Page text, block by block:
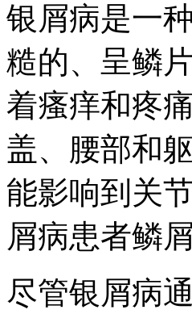
银屑病是一
糙的、呈鳞
着瘙痒和疼
盖、腰部和
能影响到关
屑病患者鳞
尽管银屑病